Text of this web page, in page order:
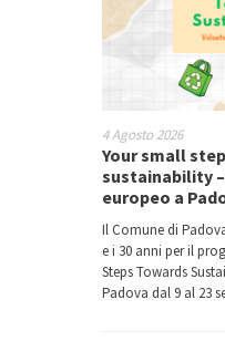
4 Agosto 2026
Your small
sustainability
europeo a
Il Comune di
e i 30 anni per il
Steps Towards
Padova dal 9 al 23